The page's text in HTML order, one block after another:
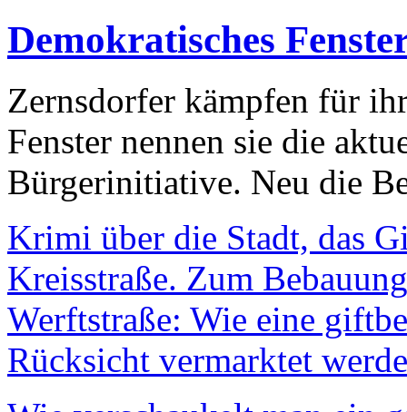
Demokratisches
Zernsdorfer kämpfen für
Fenster nennen sie die
Bürgerinitiative. Neu die
Krimi über die Stadt, das
Kreisstraße. Zum
Werftstraße: Wie eine
Rücksicht vermarktet